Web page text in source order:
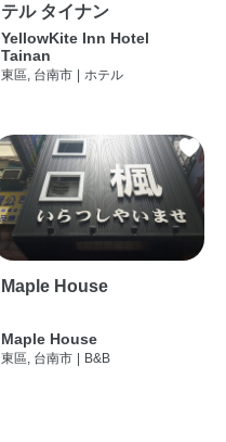
テル タイナン
YellowKite Inn Hotel
Tainan
東區, 台南市 | ホテル
Maple House
Maple House
東區, 台南市 | B&B